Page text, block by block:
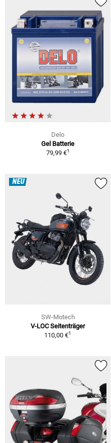
Delo
Gel Batterie
79,99 €1
NEU
SW-Motech
V-LOC Seitenträger
110,00 €1